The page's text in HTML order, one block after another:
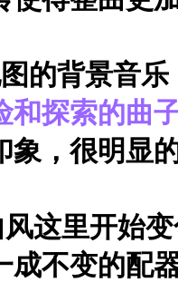
的背景音
和探索的曲
象，很明显
这里开始
成不变的配